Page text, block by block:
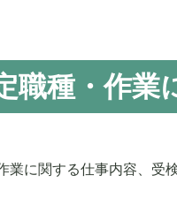
職種・作業
業に関する仕事内容、受